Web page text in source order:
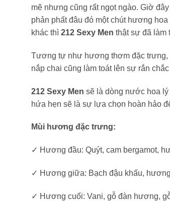
mẽ nhưng cũng rất ngọt ngào. Giờ
phản phất đâu đó một chút hương
khác thì 212 Sexy Men thật sự đã làm
Tương tự như hương thơm đặc trưng,
nắp chai cũng làm toát lên sự rắn
212 Sexy Men sẽ là dòng nước hoa
hứa hẹn sẽ là sự lựa chọn hoàn hảo
Mùi hương đặc trưng:
✓ Hương đầu: Quýt, cam bergamot,
✓ Hương giữa: Bạch đậu khấu,
✓ Hương cuối: Vani, gỗ đàn hương,